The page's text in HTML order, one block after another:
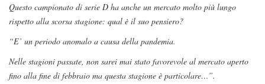
Questo campionato di serie D ha anche un mercato molto più lungo
rispetto alla scorsa stagione: qual è il suo pensiero?
“E’ un periodo anomalo a causa della pandemia.
Nelle stagioni passate, non sarei mai stato favorevole al mercato aperto
fino alla fine di febbraio ma questa stagione è particolare…”.